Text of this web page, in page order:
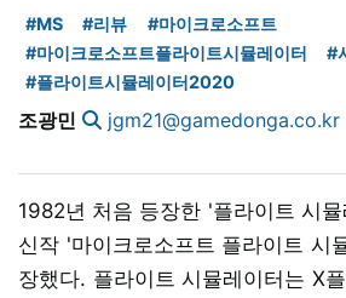
#MS #리뷰
#마이크로소프트
#마이크로소프트플라이트시뮬레이터
#
#플라이트시뮬레이터2020
조광민 jgm21@gamedonga.co.kr
1982년 처음 등장한 '플라이트 시
신작 '마이크로소프트 플라이트 시
장했다. 플라이트 시뮬레이터는 X